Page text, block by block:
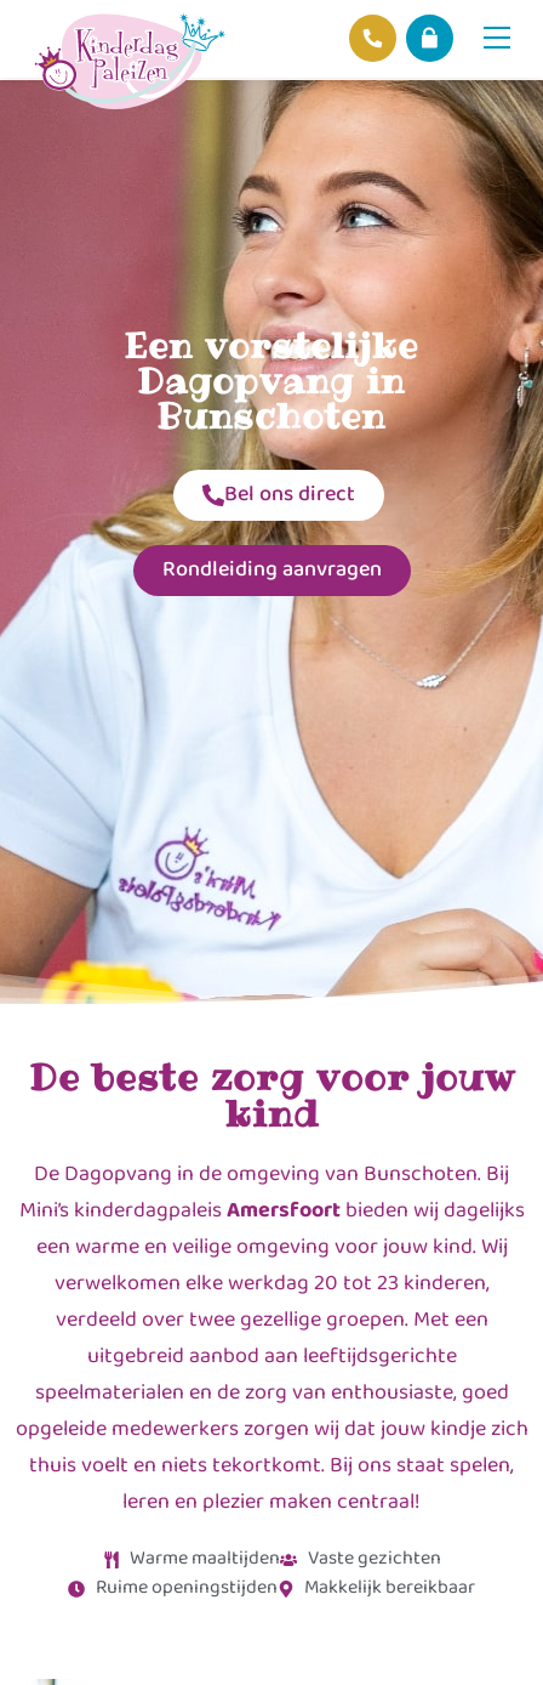
Een vorstelijke
Dagopvang in
Bunschoten
Bel ons direct
Rondleiding aanvragen
De beste zorg voor jouw
kind
De Dagopvang in de omgeving van Bunschoten. Bij
Mini’s kinderdagpaleisAmersfoortbieden wij dagelijks
een warme en veilige omgeving voor jouw kind. Wij
verwelkomen elke werkdag 20 tot 23 kinderen,
verdeeld over twee gezellige groepen. Met een
uitgebreid aanbod aan leeftijdsgerichte
speelmaterialen en de zorg van enthousiaste, goed
opgeleide medewerkers zorgen wij dat jouw kindje zich
thuis voelt en niets tekortkomt. Bij ons staat spelen,
leren en plezier maken centraal!
Warme maaltijden
Vaste gezichten
Ruime openingstijden
Makkelijk bereikbaar